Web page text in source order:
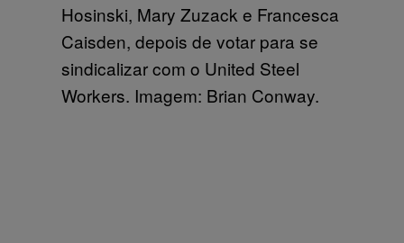
Hosinski, Mary Zuzack e Francesca
Caisden, depois de votar para se
sindicalizar com o United Steel
Workers. Imagem: Brian Conway.